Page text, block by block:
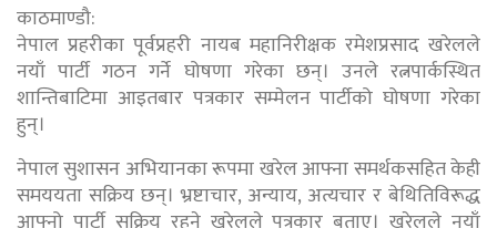
काठमाण्डौ:
नेपाल प्रहरीका पूर्वप्रहरी नायब महानिरीक्षक रमेशप्रसाद खरेलले
नयाँ पार्टी गठन गर्ने घोषणा गरेका छन्। उनले रत्नपार्कस्थित
शान्तिबाटिमा आइतबार पत्रकार सम्मेलन पार्टीको घोषणा गरेका
हुन्।
नेपाल सुशासन अभियानका रूपमा खरेल आफ्ना समर्थकसहित केही
समययता सक्रिय छन्। भ्रष्टाचार, अन्याय, अत्यचार र बेथितिविरूद्ध